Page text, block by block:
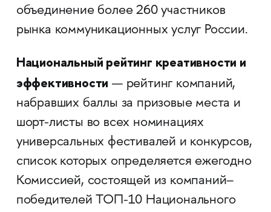
объединение более 260 участников
рынка коммуникационных услуг России.
Национальный рейтинг креативности и
эффективности — рейтинг компаний,
набравших баллы за призовые места и
шорт-листы во всех номинациях
универсальных фестивалей и конкурсов,
список которых определяется ежегодно
Комиссией, состоящей из компаний–
победителей ТОП-10 Национального